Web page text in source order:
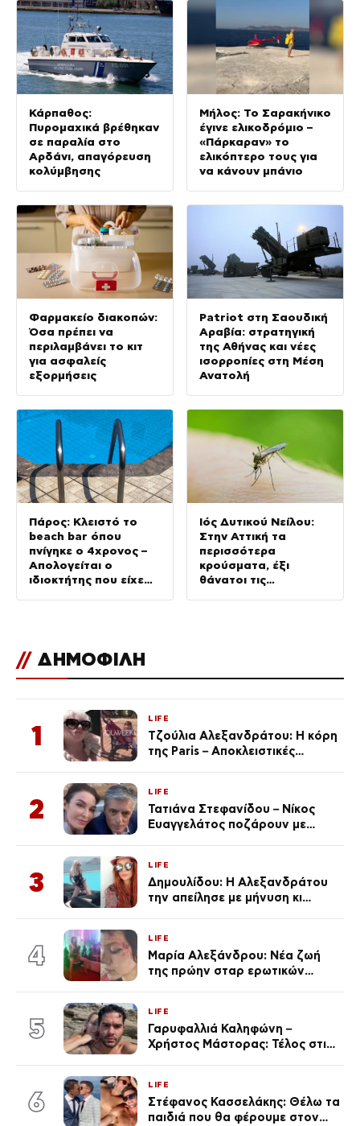
Κάρπαθος:
Πυρομαχικά βρέθηκαν
σε παραλία στο
Αρδάνι, απαγόρευση
κολύμβησης
Μήλος: Το Σαρακήνικο
έγινε ελικοδρόμιο –
«Πάρκαραν» το
ελικόπτερο τους για
να κάνουν μπάνιο
Φαρμακείο διακοπών:
Όσα πρέπει να
περιλαμβάνει το κιτ
για ασφαλείς
εξορμήσεις
Patriot στη Σαουδική
Αραβία: στρατηγική
της Αθήνας και νέες
ισορροπίες στη Μέση
Ανατολή
Πάρος: Κλειστό το
beach bar όπου
πνίγηκε ο 4χρονος –
Απολογείται ο
ιδιοκτήτης που είχε
Ιός Δυτικού Νείλου:
Στην Αττική τα
περισσότερα
κρούσματα, έξι
θάνατοι τις
// ΔΗΜΟΦΙΛΗ
1
LIFE
Τζούλια Αλεξανδράτου: Η κόρη
της Paris – Αποκλειστικές
2
LIFE
Τατιάνα Στεφανίδου – Νίκος
Ευαγγελάτος ποζάρουν με
3
LIFE
Δημουλίδου: Η Αλεξανδράτου
την απείλησε με μήνυση κι
ποια είσαι σοκαρίστικα»
4
LIFE
Μαρία Αλεξάνδρου: Νέα ζωή
της πρώην σταρ ερωτικών
(Φωτογραφίες)
5
LIFE
Γαρυφαλλιά Καληφώνη –
Χρήστος Μάστορας: Τέλος στις
6
LIFE
Στέφανος Κασσελάκης: Θέλω τα
παιδιά που θα φέρουμε στον